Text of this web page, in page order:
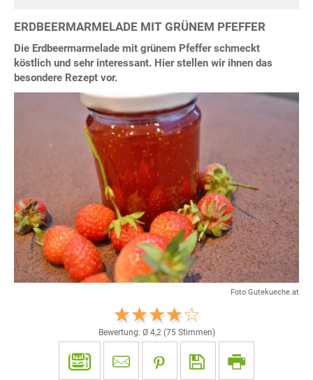
ERDBEERMARMELADE MIT GRÜNEM PFEFFER
Die Erdbeermarmelade mit grünem Pfeffer schmeckt
köstlich und sehr interessant. Hier stellen wir ihnen das
besondere Rezept vor.
Foto Gutekueche.at
Bewertung: Ø 4,2(75Stimmen)